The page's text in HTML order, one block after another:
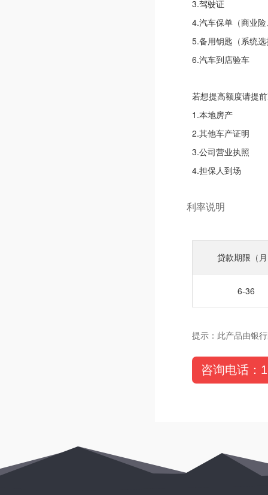
3.驾驶证
4.汽车保单（商业
5.备用钥匙（系统
6.汽车到店验车
若想提高额度请提
1.本地房产
2.其他车产证明
3.公司营业执照
4.担保人到场
利率说明
贷款期限（
6-36
提示：此产品由银
咨询电话：